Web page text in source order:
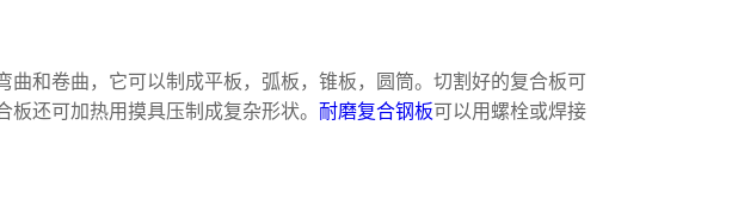
曲和卷曲，它可以制成平板，弧板，锥板，圆筒。切割好的复合板可
还可加热用摸具压制成复杂形状。 耐磨复合钢板可以用螺栓或焊接